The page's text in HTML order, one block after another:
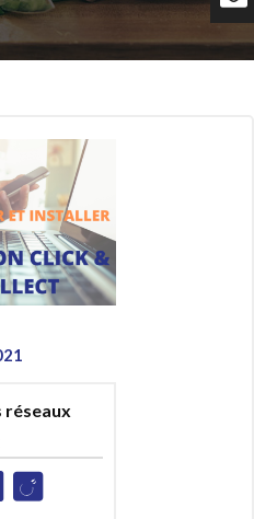
réseaux